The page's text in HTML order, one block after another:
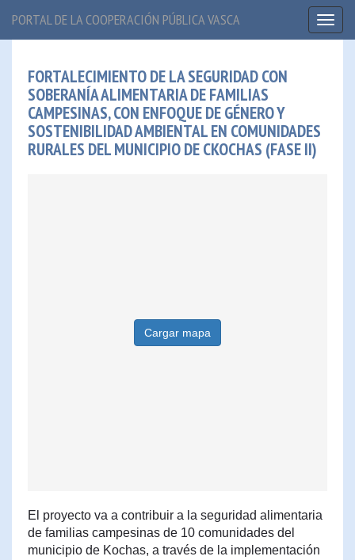
PORTAL DE LA COOPERACIÓN PÚBLICA VASCA
FORTALECIMIENTO DE LA SEGURIDAD CON
SOBERANÍA ALIMENTARIA DE FAMILIAS
CAMPESINAS, CON ENFOQUE DE GÉNERO Y
SOSTENIBILIDAD AMBIENTAL EN COMUNIDADES
RURALES DEL MUNICIPIO DE CKOCHAS (FASE II)
Cargar mapa
El proyecto va a contribuir a la seguridad alimentaria
de familias campesinas de 10 comunidades del
municipio de Kochas, a través de la implementación